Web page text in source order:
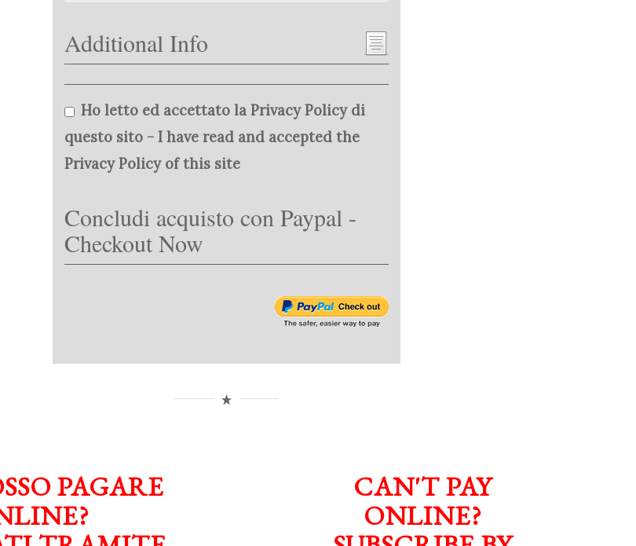
Additional Info
Ho letto ed accettato la Privacy Policy di
questo sito - I have read and accepted the
Privacy Policy of this site
Concludi acquisto con Paypal -
Checkout Now
PAGARE
CAN'T PAY
ONLINE?